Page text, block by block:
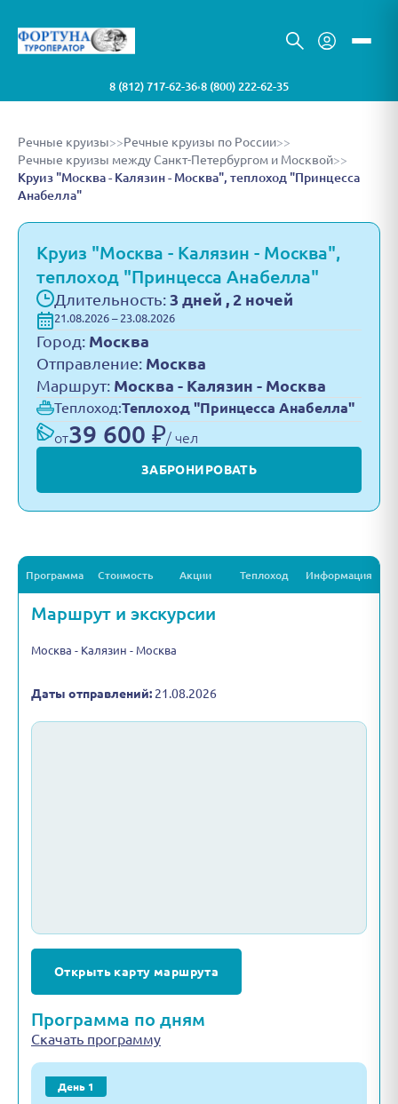
8 (812) 717-62-36•8 (800) 222-62-35
Речные круизы>>Речные круизы по России>>
Речные круизы между Санкт-Петербургом и Москвой>>
Круиз "Москва - Калязин - Москва", теплоход "Принцесса
Анабелла"
Круиз "Москва - Калязин - Москва",
теплоход "Принцесса Анабелла"
Длительность: 3 дней , 2 ночей
21.08.2026 – 23.08.2026
Город: Москва
Отправление: Москва
Маршрут: Москва - Калязин - Москва
Теплоход:Теплоход "Принцесса Анабелла"
от39 600 ₽/ чел
ЗАБРОНИРОВАТЬ
Программа Стоимость Акции Теплоход Информация
Маршрут и экскурсии
Москва - Калязин - Москва
Даты отправлений: 21.08.2026
Открыть карту маршрута
Программа по дням
Скачать программу
День 1